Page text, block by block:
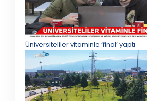
Üniversiteliler vitaminle ‘final’ yaptı